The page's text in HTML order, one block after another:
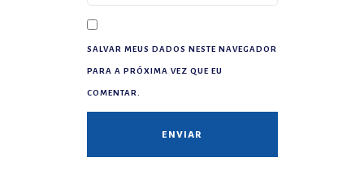
SALVAR MEUS DADOS NESTE NAVEGADOR
PARA A PRÓXIMA VEZ QUE EU
COMENTAR.